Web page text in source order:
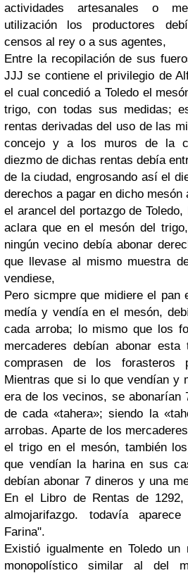
actividades artesanales o
utilización los productores
censos al rey o a sus agentes,
Entre la recopilación de sus
JJJ se contiene el privilegio de
el cual concedió a Toledo el
trigo, con todas sus medidas;
rentas derivadas del uso de las
concejo y a los muros de la
diezmo de dichas rentas debía
de la ciudad, engrosando así el
derechos a pagar en dicho mesón
el arancel del portazgo de
aclara que en el mesón del
ningún vecino debía abonar
que llevase al mismo muestra
vendiese,
Pero sicmpre que midiere el
medía y vendía en el mesón,
cada arroba; lo mismo que los
mercaderes debían abonar
comprasen de los forasteros
Mientras que si lo que vendían y
era de los vecinos, se abonarían
de cada «tahera»; siendo la
arrobas. Aparte de los
el trigo en el mesón, también
que vendían la harina en sus
debían abonar 7 dineros y una
En el Libro de Rentas de
almojarifazgo. todavía
Farina".
Existió igualmente en Toledo
monopolístico similar al del